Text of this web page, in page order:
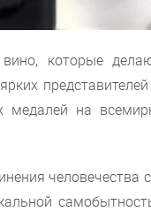
которые
представителей
на
человечества